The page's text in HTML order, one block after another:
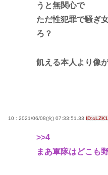
うと無関心で
ただ性犯罪で騒ぎ
ろ？
飢える本人より像
10 : 2021/06/08(火) 07:33:51.33
>>4
まあ軍隊はどこも